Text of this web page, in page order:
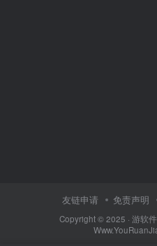
友链申请 免责声明
Copyright © 2025 · 游软